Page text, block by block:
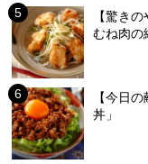
【驚き
むね肉の
【今日
丼」